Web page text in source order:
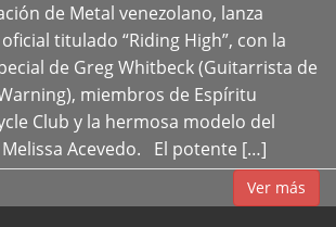
de Metal venezolano, lanza
titulado “Riding High”, con la
de Greg Whitbeck (Guitarrista de
miembros de Espíritu
Club y la hermosa modelo del
Acevedo. El potente […]
Ver más